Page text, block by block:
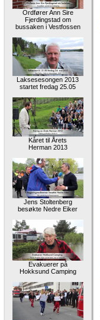
Ordfører Ann Sire
Fjerdingstad om
bussaken i Vestfossen
Laksesesongen 2013
startet fredag 25.05
Kåret til Årets
Herman 2013
Jens Stoltenberg
besøkte Nedre Eiker
Evakuerer på
Hokksund Camping